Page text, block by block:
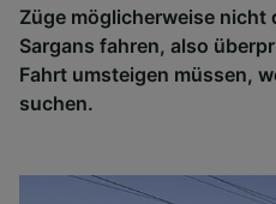
Züge möglicherweise nicht
Sargans fahren, also
Fahrt umsteigen müssen,
suchen.